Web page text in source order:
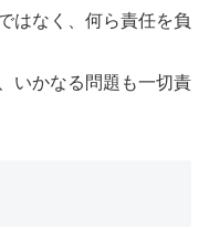
はなく、何ら責任を負
いかなる問題も一切責